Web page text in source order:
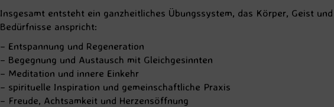
Insgesamt entsteht ein ganzheitliches Übungssystem, das Körper, Geist
Bedürfnisse anspricht:
– Entspannung und Regeneration
– Begegnung und Austausch mit Gleichgesinnten
– Meditation und innere Einkehr
– spirituelle Inspiration und gemeinschaftliche Praxis
– Freude, Achtsamkeit und Herzensöffnung